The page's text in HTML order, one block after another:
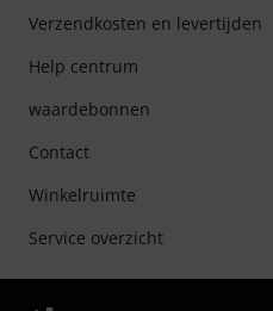
Verzendkosten en levertijden
Help centrum
waardebonnen
Contact
Winkelruimte
Service overzicht